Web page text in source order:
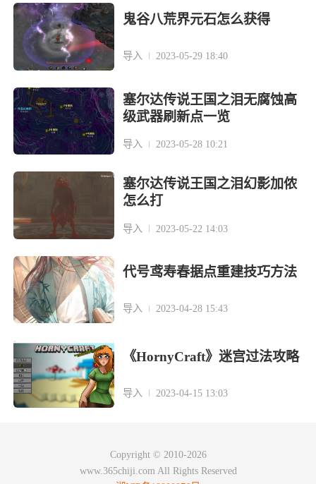
鬼谷八荒界元石怎么获得
导入 2023-05-29 18:40
塞尔达传说王国之泪无腐蚀高
级武器刷新点一览
导入 2023-05-28 10:21
塞尔达传说王国之泪幻影加侬
怎么打
导入 2023-05-22 14:03
代号鸢寿春据点重建技巧方法
导入 2023-04-28 15:43
《HornyCraft》迷宫过法攻略
导入 2023-04-15 13:03
Copyright © 2010-2026
www.365chiji.com All Rights Reserved